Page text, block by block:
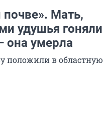
почве». Мать,
удушья гоняли
она умерла
положили в областную